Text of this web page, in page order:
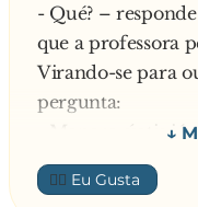
Diz a mendiga:
- A senhora tá
salão…
Já satisfeita, diz a
- Bom, não vou
carro que vai
marido.
- Qué? –
que a professora
Virando-se para
pergunta:
- Manere, úatis
- Qué? – diz o
nada de inglês
👍🏼